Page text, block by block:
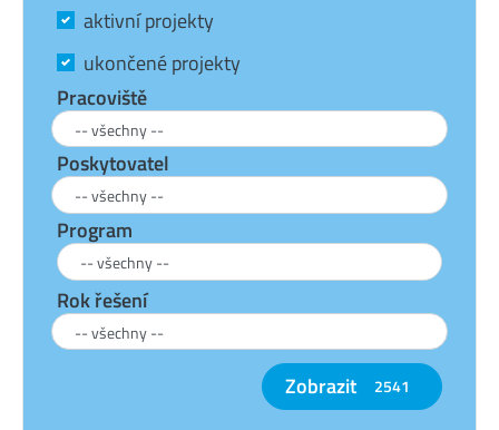
aktivní projekty
ukončené projekty
Pracoviště
Poskytovatel
Program
Rok řešení
Zobrazit 2541